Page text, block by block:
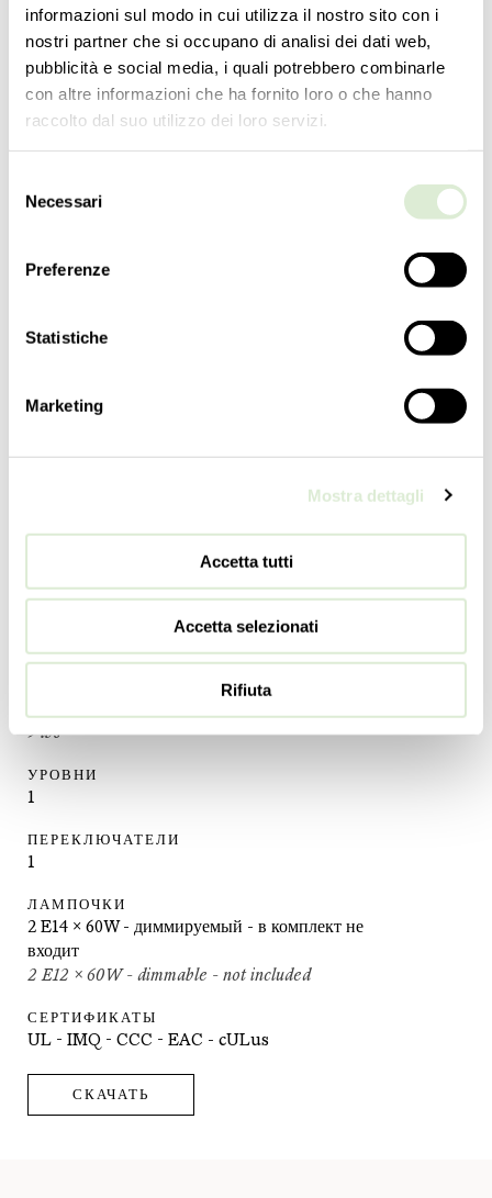
informazioni sul modo in cui utilizza il nostro sito con i
nostri partner che si occupano di analisi dei dati web,
pubblicità e social media, i quali potrebbero combinarle
con altre informazioni che ha fornito loro o che hanno
raccolto dal suo utilizzo dei loro servizi.
delNecessari
Preferenze
Statistiche
Marketing
Mostra dettagli
Accetta tutti
Accetta selezionati
Rifiuta
48cm
ГЛУБИНА
9lbs
УРОВНИ
1
ПЕРЕКЛЮЧАТЕЛИ
1
ЛАМПОЧКИ
2 E14 x 60W - диммируемый - в комплект не
входит
2 E12 x 60W - dimmable - not included
СЕРТИФИКАТЫ
UL - IMQ - CCC - EAC - cULus
СКАЧАТЬ